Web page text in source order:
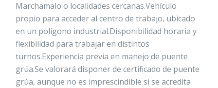
Marchamalo o localidades cercanas.Vehículo
propio para acceder al centro de trabajo, ubicado
en un polígono industrial.Disponibilidad horaria y
flexibilidad para trabajar en distintos
turnos.Experiencia previa en manejo de puente
grúa.Se valorará disponer de certificado de puente
grúa, aunque no es imprescindible si se acredita